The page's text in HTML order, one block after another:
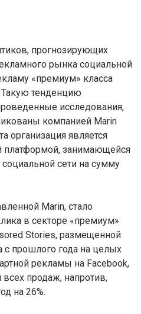
прогнозирующих
рынка социальной
«премиум» класса
тенденцию
исследования,
компанией Marin
организация является
платформой, занимающейся
сети на сумму
Marin, стало
в секторе «премиум»
Stories, размещенной
с прошлого года на целых
рекламы на Facebook,
продаж, напротив,
на 26%.